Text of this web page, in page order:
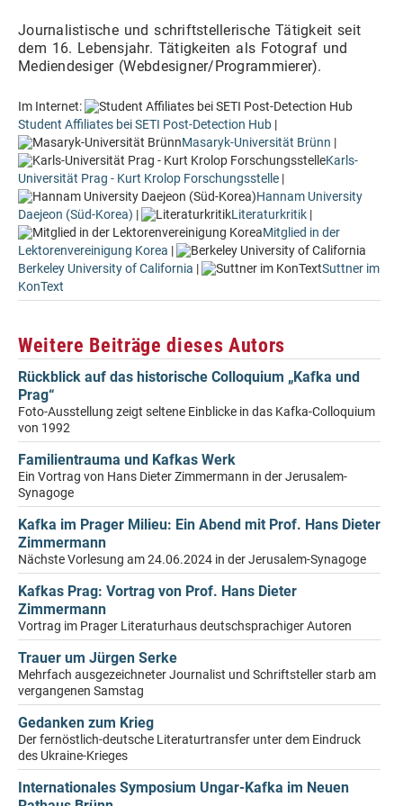
Journalistische und schriftstellerische Tätigkeit seit
dem 16. Lebensjahr. Tätigkeiten als Fotograf und
Mediendesiger (Webdesigner/Programmierer).
Im Internet:
Student Affiliates bei SETI Post-Detection Hub |
Masaryk-Universität Brünn |
Karls-
Universität Prag - Kurt Krolop Forschungsstelle |
Hannam University
Daejeon (Süd-Korea) | Literaturkritik |
Mitglied in der
Lektorenvereinigung Korea |
Berkeley University of California |
Suttner im
KonText
Weitere Beiträge dieses Autors
Rückblick auf das historische Colloquium „Kafka und
Prag“
Foto-Ausstellung zeigt seltene Einblicke in das Kafka-Colloquium
von 1992
Familientrauma und Kafkas Werk
Ein Vortrag von Hans Dieter Zimmermann in der Jerusalem-
Synagoge
Kafka im Prager Milieu: Ein Abend mit Prof. Hans Dieter
Zimmermann
Nächste Vorlesung am 24.06.2024 in der Jerusalem-Synagoge
Kafkas Prag: Vortrag von Prof. Hans Dieter
Zimmermann
Vortrag im Prager Literaturhaus deutschsprachiger Autoren
Trauer um Jürgen Serke
Mehrfach ausgezeichneter Journalist und Schriftsteller starb am
vergangenen Samstag
Gedanken zum Krieg
Der fernöstlich-deutsche Literaturtransfer unter dem Eindruck
des Ukraine-Krieges
Internationales Symposium Ungar-Kafka im Neuen